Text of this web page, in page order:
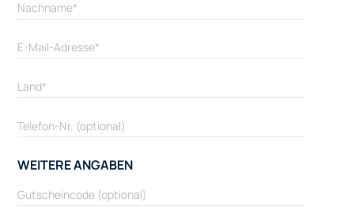
WEITERE ANGABEN